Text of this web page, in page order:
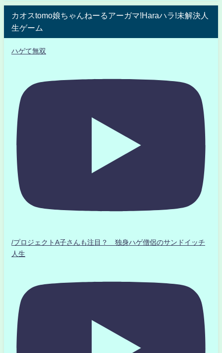
カオスtomo娘ちゃんねーるアーガマ!Haraハラ!未解決人
生ゲーム
ハゲて無双
/プロジェクトA子さんも注目？ 独身ハゲ僧侶のサンドイッチ
人生